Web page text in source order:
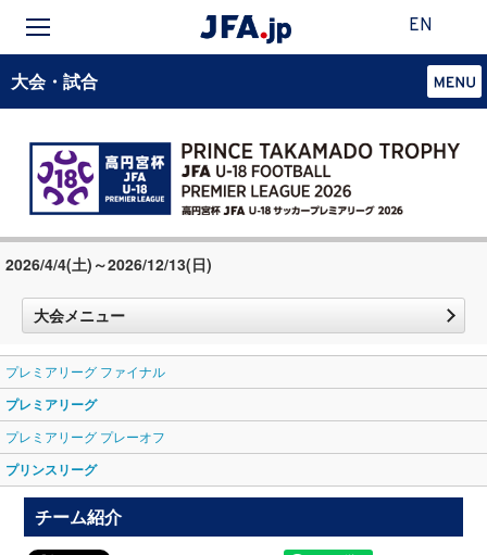
EN
大会・試合
2026/4/4(土)～2026/12/13(日)
大会メニュー
プレミアリーグ ファイナル
プレミアリーグ
プレミアリーグ プレーオフ
プリンスリーグ
チーム紹介